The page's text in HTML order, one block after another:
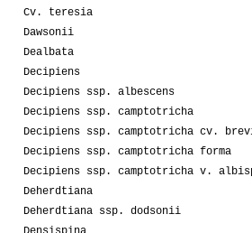
Cv. teresia
Dawsonii
Dealbata
Decipiens
Decipiens ssp. albescens
Decipiens ssp. camptotricha
Decipiens ssp. camptotricha cv.
Decipiens ssp. camptotricha forma
Decipiens ssp. camptotricha v.
Deherdtiana
Deherdtiana ssp. dodsonii